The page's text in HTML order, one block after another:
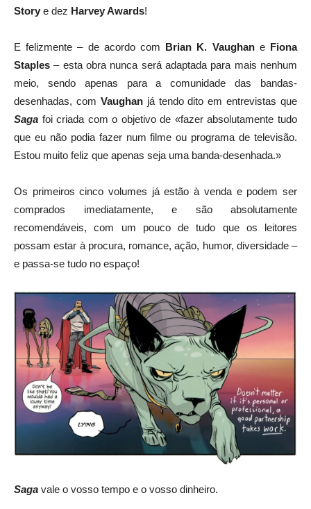
Story e dez Harvey Awards!
E felizmente – de acordo com Brian K. Vaughane Fiona
Staples – esta obra nunca será adaptada para mais nenhum
meio, sendo apenas para a comunidade das bandas-
desenhadas, com Vaughanjá tendo dito em entrevistas que
Saga foi criada com o objetivo de «fazer absolutamente tudo
que eu não podia fazer num filme ou programa de televisão.
Estou muito feliz que apenas seja uma banda-desenhada.»
Os primeiros cinco volumes já estão à venda e podem ser
comprados imediatamente, e são absolutamente
recomendáveis, com um pouco de tudo que os leitores
possam estar à procura, romance, ação, humor, diversidade –
e passa-se tudo no espaço!
Saga vale o vosso tempo e o vosso dinheiro.